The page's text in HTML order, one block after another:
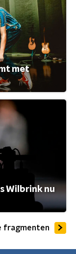
met
Wilbrink nu
fragmenten